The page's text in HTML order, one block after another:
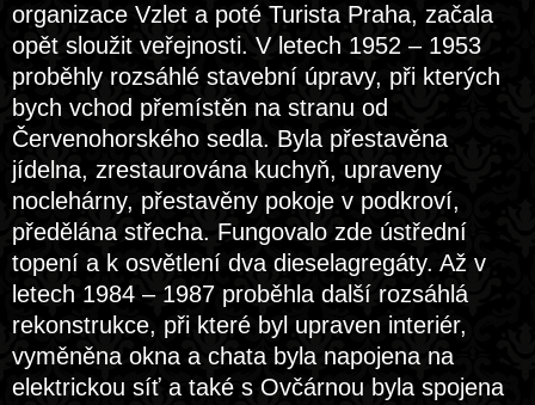
organizace Vzlet a poté Turista Praha, začala
opět sloužit veřejnosti. V letech 1952 – 1953
proběhly rozsáhlé stavební úpravy, při kterých
bych vchod přemístěn na stranu od
Červenohorského sedla. Byla přestavěna
jídelna, zrestaurována kuchyň, upraveny
noclehárny, přestavěny pokoje v podkroví,
předělána střecha. Fungovalo zde ústřední
topení a k osvětlení dva dieselagregáty. Až v
letech 1984 – 1987 proběhla další rozsáhlá
rekonstrukce, při které byl upraven interiér,
vyměněna okna a chata byla napojena na
elektrickou síť a také s Ovčárnou byla spojena